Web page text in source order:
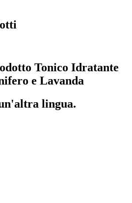
Tonico Idratante
e Lavanda
lingua.